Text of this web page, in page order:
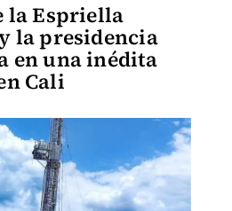
la Espriella
la presidencia
en una inédita
Cali